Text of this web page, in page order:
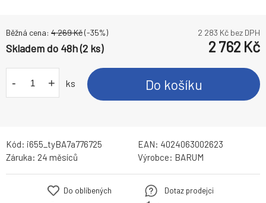
Běžná cena: 4 269Kč(-35%) 2 283 Kč bez DPH
Skladem do 48h (2 ks) 2 762 Kč
- + ks Do košíku
Kód: i655_tyBA7a776725 EAN: 4024063002623
Záruka: 24 měsíců Výrobce: BARUM
Do oblíbených
Dotaz prodejci